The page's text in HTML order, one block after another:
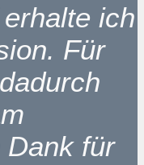
ich
Für
Dank für